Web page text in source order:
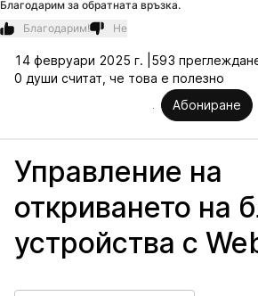
Благодарим за обратната връзка.
Благодарим!
Не
14 февруари 2025 г. | 593
0 души считат, че това е полезно
Абониране
Управление на
откриването на
устройства с